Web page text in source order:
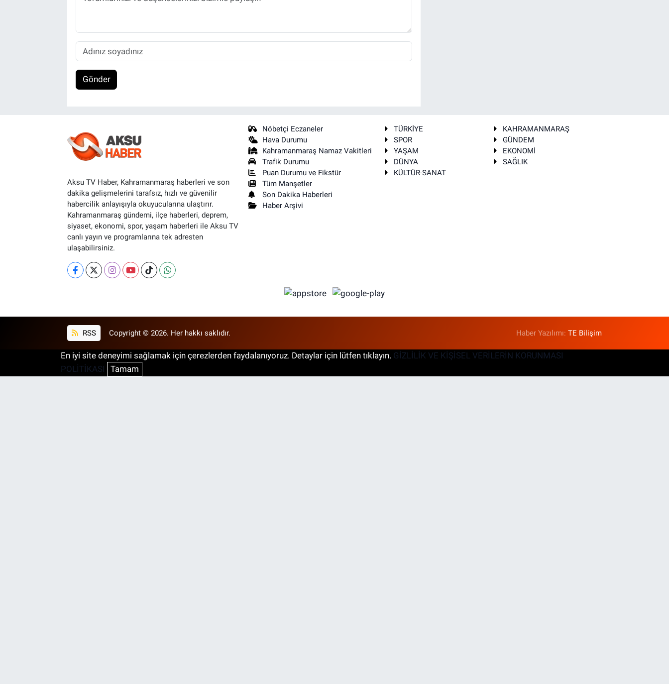
Gönder
Aksu TV Haber, Kahramanmaraş haberleri ve son
dakika gelişmelerini tarafsız, hızlı ve güvenilir
habercilik anlayışıyla okuyucularına ulaştırır.
Kahramanmaraş gündemi, ilçe haberleri, deprem,
siyaset, ekonomi, spor, yaşam haberleri ile Aksu TV
canlı yayın ve programlarına tek adresten
ulaşabilirsiniz.
Nöbetçi Eczaneler
Hava Durumu
Kahramanmaraş Namaz Vakitleri
Trafik Durumu
Puan Durumu ve Fikstür
Tüm Manşetler
Son Dakika Haberleri
Haber Arşivi
TÜRKİYE
KAHRAMANMARAŞ
SPOR
GÜNDEM
YAŞAM
EKONOMİ
DÜNYA
SAĞLIK
KÜLTÜR-SANAT
RSS Copyright © 2026. Her hakkı saklıdır. Haber Yazılımı:TE Bilişim
En iyi site deneyimi sağlamak için çerezlerden faydalanıyoruz. Detaylar için lütfen tıklayın. GİZLİLİK VE KİŞİSEL VERİLERİN KORUNMASI
POLİTİKASI
Tamam